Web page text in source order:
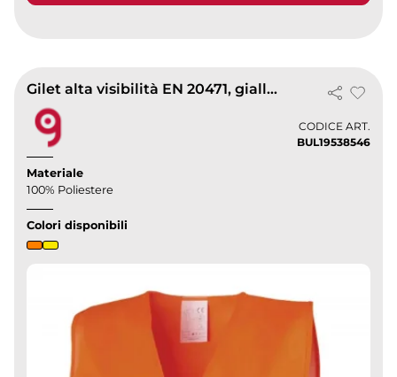
Gilet alta visibilità EN 20471, giallo, 100% poliestere,
CODICE ART.
BUL19538546
Materiale
100% Poliestere
Colori disponibili